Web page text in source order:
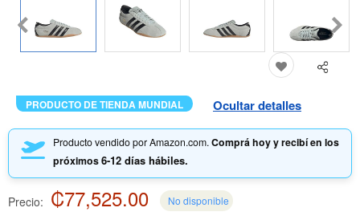
PRODUCTO DE TIENDA MUNDIAL Ocultar detalles
Producto vendido por Amazon.com.Comprá hoy y recibí en los
próximos6-12 días hábiles.
Precio: ₡77,525.00 No disponible